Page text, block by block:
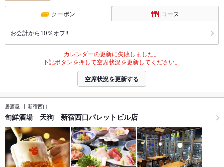
クーポン コース
お会計から10％オフ!!
カレンダーの更新に失敗しました。
下記ボタンを押して空席状況を更新してください。
空席状況を更新する
居酒屋 新宿西口
旬鮮酒場 天狗 新宿西口パレットビル店